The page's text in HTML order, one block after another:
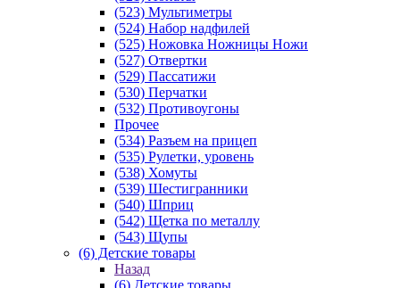
(523) Мультиметры
(524) Набор надфилей
(525) Ножовка Ножницы Ножи
(527) Отвертки
(529) Пассатижи
(530) Перчатки
(532) Противоугоны
Прочее
(534) Разъем на прицеп
(535) Рулетки, уровень
(538) Хомуты
(539) Шестигранники
(540) Шприц
(542) Щетка по металлу
(543) Щупы
(6) Детские товары
Назад
(6) Детские товары